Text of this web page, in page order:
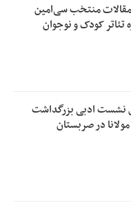
منتخب سی‌امین
تئاتر کودک و نوجوان
نشست ادبی بزرگداشت
در صربستان